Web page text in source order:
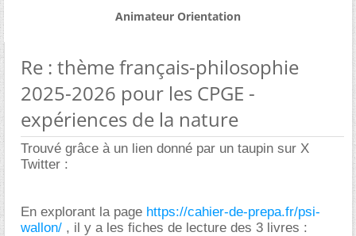
Animateur Orientation
Re : thème français-philosophie
2025-2026 pour les CPGE -
expériences de la nature
Trouvé grâce à un lien donné par un taupin sur X
Twitter :
En explorant la page https://cahier-de-prepa.fr/psi-
wallon/ , il y a les fiches de lecture des 3 livres :